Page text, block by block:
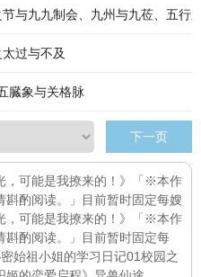
与九九制会、九州与九莅、五行
过与不及
臓象与关格脉
下一页
，可能是我撩来的！》「※本作
斟酌阅读。」目前暂时固定每嫂
，可能是我撩来的！》「※本作
斟酌阅读。」目前暂时固定每
始祖小姐的学习日记01校园之